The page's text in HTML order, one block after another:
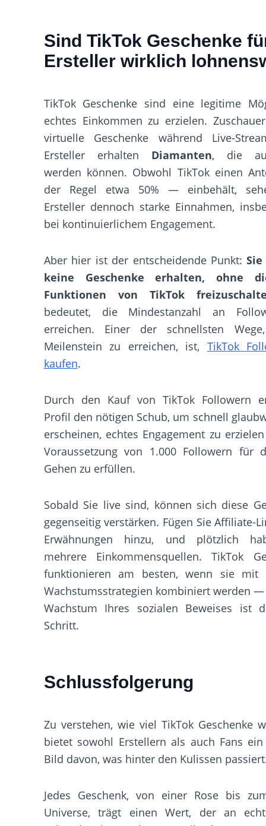
Sind TikTok Geschenke
Ersteller wirklich
TikTok Geschenke sind eine legitime
echtes Einkommen zu erzielen.
virtuelle Geschenke während Live-
Ersteller erhalten Diamanten, die
werden können. Obwohl TikTok einen
der Regel etwa 50% — einbehält,
Ersteller dennoch starke Einnahmen,
bei kontinuierlichem Engagement.
Aber hier ist der entscheidende Punkt:
keine Geschenke erhalten, ohne
Funktionen von TikTok
bedeutet, die Mindestanzahl an
erreichen. Einer der schnellsten
Meilenstein zu erreichen, ist, TikTok
kaufen.
Durch den Kauf von TikTok Followern
Profil den nötigen Schub, um schnell
erscheinen, echtes Engagement zu
Voraussetzung von 1.000 Followern für
Gehen zu erfüllen.
Sobald Sie live sind, können sich diese
gegenseitig verstärken. Fügen Sie Affiliate-
Erwähnungen hinzu, und plötzlich
mehrere Einkommensquellen. TikTok
funktionieren am besten, wenn sie mit
Wachstumsstrategien kombiniert werden
Wachstum Ihres sozialen Beweises ist
Schritt.
Schlussfolgerung
Zu verstehen, wie viel TikTok Geschenke
bietet sowohl Erstellern als auch Fans
Bild davon, was hinter den Kulissen
Jedes Geschenk, von einer Rose bis
Universe, trägt einen Wert, der an